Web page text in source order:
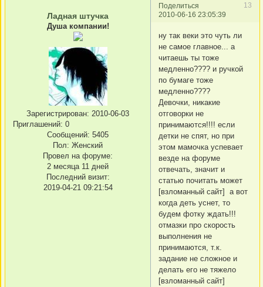
Поделиться
13
2010-06-16 23:05:39
Ладная штучка
Душа компании!
Зарегистрирован: 2010-06-03
Приглашений: 0
Сообщений: 5405
Пол: Женский
Провел на форуме:
2 месяца 11 дней
Последний визит:
2019-04-21 09:21:54
ну так веки это чуть ли
не самое главное... а
читаешь ты тоже
медленно???? и ручкой
по бумаге тоже
медленно????
Девочки, никакие
отговорки не
принимаются!!!! если
детки не спят, но при
этом мамочка успевает
везде на форуме
отвечать, значит и
статью почитать может
[взломанный сайт] а вот
когда деть уснет, то
будем фотку ждать!!!
отмазки про скорость
выполнения не
принимаются, т.к.
задание не сложное и
делать его не тяжело
[взломанный сайт]